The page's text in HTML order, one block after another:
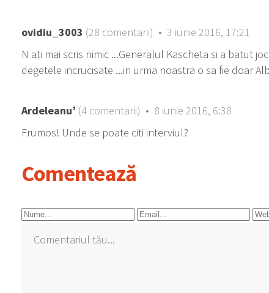
ovidiu_3003 (28 comentarii) • 3 iunie 2016, 17:21
N ati mai scris nimic ...Generalul Kascheta si a batut
degetele incrucisate ...in urma noastra o sa fie doar
Ardeleanu’ (4 comentarii) • 8 iunie 2016, 6:38
Frumos! Unde se poate citi interviul?
Comentează